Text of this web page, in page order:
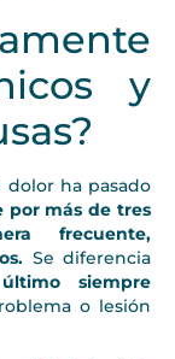
y
dolor ha pasado
por más de tres
frecuente,
Se diferencia
siempre
o lesión